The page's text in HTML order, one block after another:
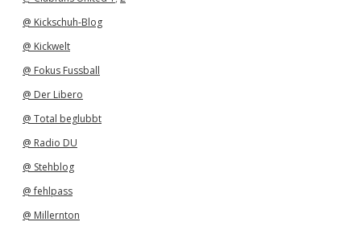
@ Kickschuh-Blog
@ Kickwelt
@ Fokus Fussball
@ Der Libero
@ Total beglubbt
@ Radio DU
@ Stehblog
@ fehlpass
@ Millernton